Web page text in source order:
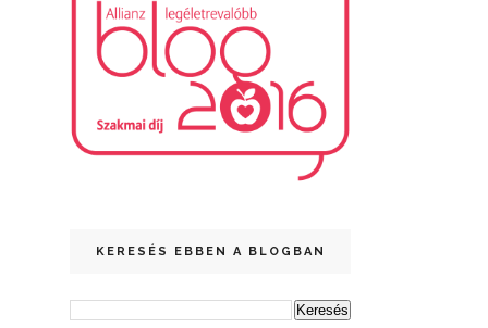
KERESÉS EBBEN A BLOGBAN